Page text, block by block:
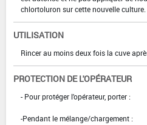
chlortoluron sur cette nouvelle culture.
UTILISATION
Rincer au moins deux fois la cuve
PROTECTION DE L'OPÉRATEUR
- Pour protéger l'opérateur, porter :
-Pendant le mélange/chargement :